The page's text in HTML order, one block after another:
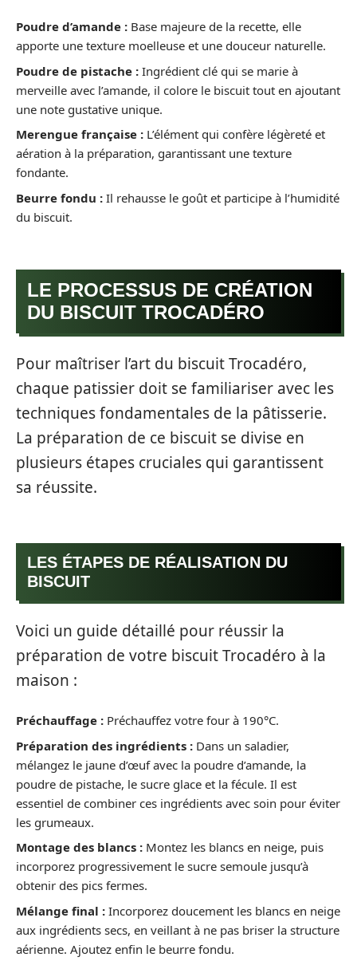
Poudre d’amande : Base majeure de la recette, elle
apporte une texture moelleuse et une douceur naturelle.
Poudre de pistache : Ingrédient clé qui se marie à
merveille avec l’amande, il colore le biscuit tout en ajoutant
une note gustative unique.
Merengue française : L’élément qui confère légèreté et
aération à la préparation, garantissant une texture
fondante.
Beurre fondu : Il rehausse le goût et participe à l’humidité
du biscuit.
LE PROCESSUS DE CRÉATION
DU BISCUIT TROCADÉRO
Pour maîtriser l’art du biscuit Trocadéro,
chaque patissier doit se familiariser avec les
techniques fondamentales de la pâtisserie.
La préparation de ce biscuit se divise en
plusieurs étapes cruciales qui garantissent
sa réussite.
LES ÉTAPES DE RÉALISATION DU
BISCUIT
Voici un guide détaillé pour réussir la
préparation de votre biscuit Trocadéro à la
maison :
Préchauffage : Préchauffez votre four à 190°C.
Préparation des ingrédients : Dans un saladier,
mélangez le jaune d’œuf avec la poudre d’amande, la
poudre de pistache, le sucre glace et la fécule. Il est
essentiel de combiner ces ingrédients avec soin pour éviter
les grumeaux.
Montage des blancs : Montez les blancs en neige, puis
incorporez progressivement le sucre semoule jusqu’à
obtenir des pics fermes.
Mélange final : Incorporez doucement les blancs en neige
aux ingrédients secs, en veillant à ne pas briser la structure
aérienne. Ajoutez enfin le beurre fondu.